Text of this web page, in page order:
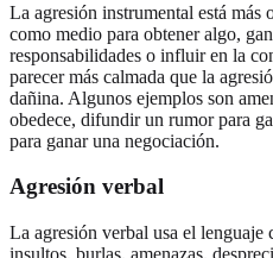
La agresión instrumental está más
como medio para obtener algo,
responsabilidades o influir en la
parecer más calmada que la
dañina. Algunos ejemplos son
obedece, difundir un rumor para
para ganar una negociación.
Agresión verbal
La agresión verbal usa el
insultos, burlas, amenazas,